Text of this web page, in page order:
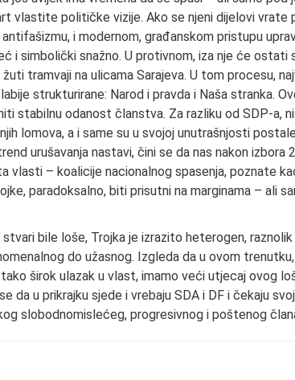
vlastite političke vizije. Ako se njeni dijelovi
i modernom, građanskom pristupu
i simbolički snažno. U protivnom, iza nje će ostati
tramvaji na ulicama Sarajeva. U tom procesu,
strukturirane: Narod i pravda i Naša stranka.
stabilnu odanost članstva. Za razliku od SDP-a,
lomova, a i same su u svojoj unutrašnjosti
urušavanja nastavi, čini se da nas nakon izbora
vlasti – koalicije nacionalnog spasenja, poznate
paradoksalno, biti prisutni na marginama – ali
stvari bile loše, Trojka je izrazito heterogen,
do užasnog. Izgleda da u ovom
širok ulazak u vlast, imamo veći utjecaj ovog
da u prikrajku sjede i vrebaju SDA i DF i čekaju
slobodnomislećeg, progresivnog i poštenog